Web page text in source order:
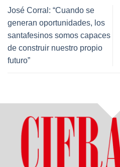
José Corral: “Cuando se
generan oportunidades, los
santafesinos somos capaces
de construir nuestro propio
futuro”